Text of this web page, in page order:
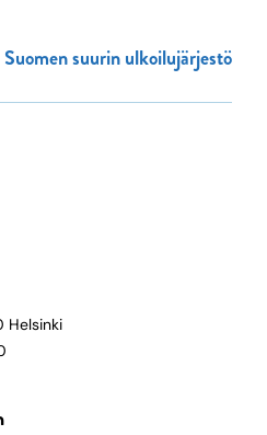
Suomen suurin ulkoilujärjestö
Helsinki